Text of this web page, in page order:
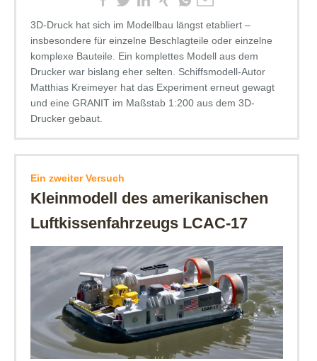
3D-Druck hat sich im Modellbau längst etabliert –
insbesondere für einzelne Beschlagteile oder einzelne
komplexe Bauteile. Ein komplettes Modell aus dem
Drucker war bislang eher selten. Schiffsmodell-Autor
Matthias Kreimeyer hat das Experiment erneut gewagt
und eine GRANIT im Maßstab 1:200 aus dem 3D-
Drucker gebaut.
Ein zweiter Versuch
Kleinmodell des amerikanischen
Luftkissenfahrzeugs LCAC-17